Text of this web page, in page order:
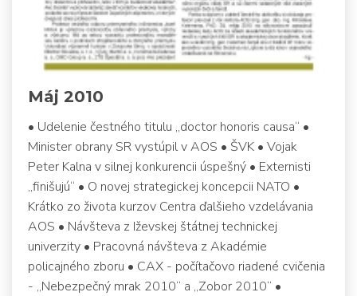
Máj 2010
• Udelenie čestného titulu „doctor honoris causa“ •
Minister obrany SR vystúpil v AOS • ŠVK • Vojak
Peter Kalna v silnej konkurencii úspešný • Externisti
„finišujú“ • O novej strategickej koncepcii NATO •
Krátko zo života kurzov Centra ďalšieho vzdelávania
AOS • Návšteva z Iževskej štátnej technickej
univerzity • Pracovná návšteva z Akadémie
policajného zboru • CAX - počítačovo riadené cvičenia
- „Nebezpečný mrak 2010“ a „Zobor 2010“ •